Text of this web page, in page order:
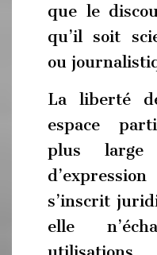
que le
qu’il soit
ou
La liberté
espace
plus
s’inscrit
elle